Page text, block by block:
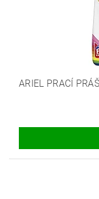
ARIEL PRACÍ